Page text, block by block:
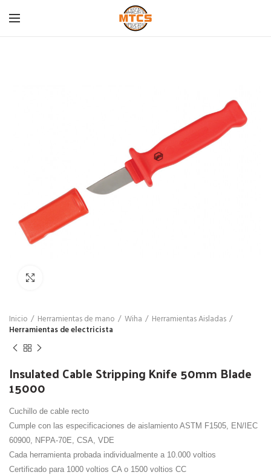
Inicio Herramientas de mano Wiha
Herramientas Aisladas
Herramientas de electricista
Insulated Cable Stripping Knife 50mm Blade
15000
Cuchillo de cable recto
Cumple con las especificaciones de aislamiento ASTM F1505, EN/IEC
60900, NFPA-70E, CSA, VDE
Cada herramienta probada individualmente a 10.000 voltios
Certificado para 1000 voltios CA o 1500 voltios CC